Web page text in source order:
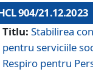
904/21.12.2023
Titlu: Stabilirea
pentru serviciile
Respiro pentru